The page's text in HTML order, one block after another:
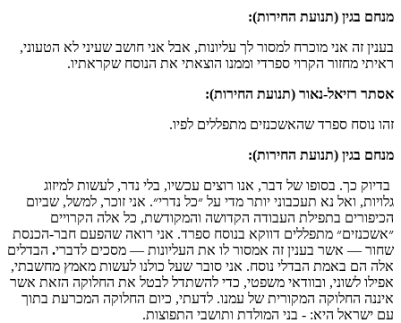
מנחם בגין (תנועת החירות):
בענין זה אני מוכרח למסור לך עליונות, אבל אני חושב שעיני לא הטעוני,
ראיתי מחזור הקרוי ספרדי וממנו הוצאתי את הנוסח שקראתיו.
אסתר רזיאל-נאור (תנועת החירות):
זהו נוסח ספרד שהאשכנזים מתפללים לפיו.
מנחם בגין (תנועת החירות):
בדיוק כך. בסופו של דבר, אנו רוצים עכשיו, בלי נדר, לעשות למיזוג
גלויות, ואל נא תעכבוני יותר מדי על ״כל נדרי״. אני זוכר, למשל, שביום
הכיפורים בתפילת העבודה הקדושה והמקודשת, כל אלה הקרויים
״אשכנזים״ מתפללים דווקא בנוסח ספרד. אני רואה שהפעם חבר-הכנסת
שחור — אשר בענין זה אמסור לו את העליונות — מסכים לדברי. הבדלים
אלה הם באמת הבדלי נוסח. אני סובר שעל כולנו לעשות מאמץ מחשבתי,
אפילו לשוני, ובוודאי משפטי, כדי להשתדל לבטל את החלוקה הזאת אשר
איננה החלוקה המקורית של עמנו. לדעתי, כיום החלוקה המכרעת בתוך
עם ישראל היא: - בני המולדת ותושבי התפוצות.